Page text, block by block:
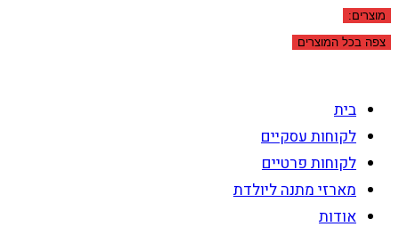
מוצרים:
צפה בכל המוצרים
בית
לקוחות עסקיים
לקוחות פרטיים
מארזי מתנה ליולדת
אודות